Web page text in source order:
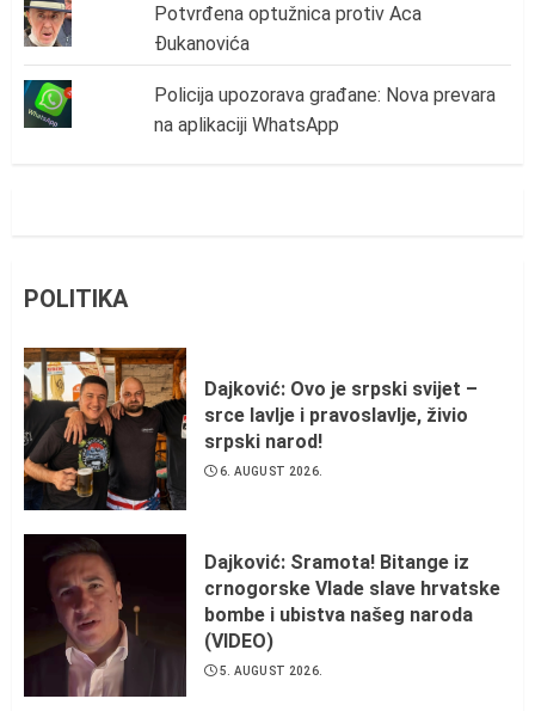
Potvrđena optužnica protiv Aca
Đukanovića
Policija upozorava građane: Nova prevara
na aplikaciji WhatsApp
POLITIKA
Dajković: Ovo je srpski svijet –
srce lavlje i pravoslavlje, živio
srpski narod!
6. AUGUST 2026.
Dajković: Sramota! Bitange iz
crnogorske Vlade slave hrvatske
bombe i ubistva našeg naroda
(VIDEO)
5. AUGUST 2026.